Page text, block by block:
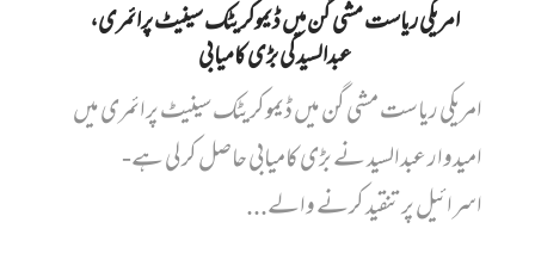
امریکی ریاست مشی گن میں ڈیموکریٹک سینیٹ پرائمری،
عبدالسید کی بڑی کامیابی
امریکی ریاست مشی گن میں ڈیموکریٹک سینیٹ پرائمری میں‌
امیدوار عبدالسید نے بڑی کامیابی حاصل کر لی ہے-
اسرائیل پر تنقید کرنے والے...